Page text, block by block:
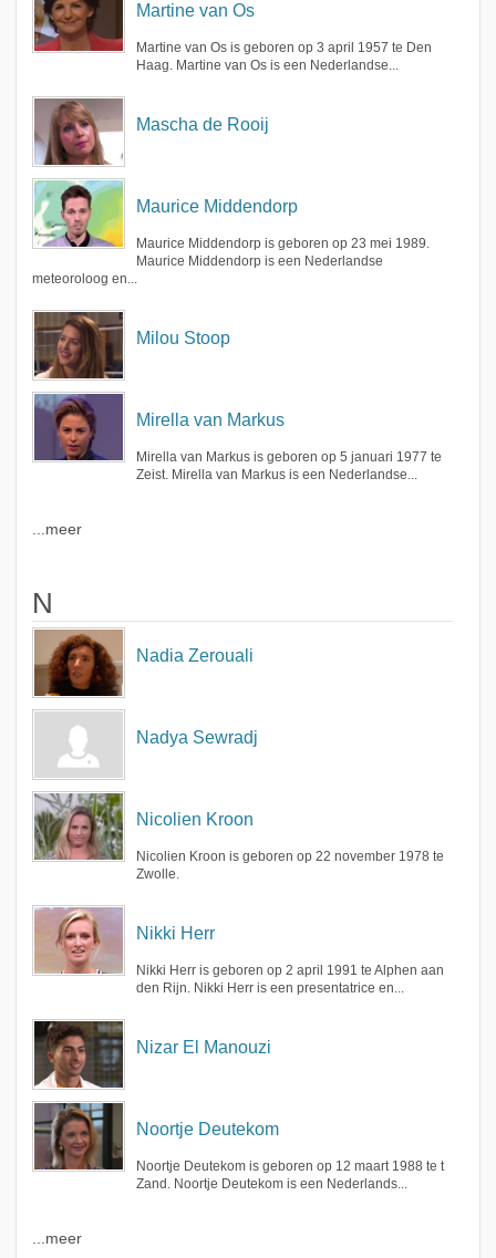
Martine van Os
Martine van Os is geboren op 3 april 1957 te Den
Haag. Martine van Os is een Nederlandse...
Mascha de Rooij
Maurice Middendorp
Maurice Middendorp is geboren op 23 mei 1989.
Maurice Middendorp is een Nederlandse
meteoroloog en...
Milou Stoop
Mirella van Markus
Mirella van Markus is geboren op 5 januari 1977 te
Zeist. Mirella van Markus is een Nederlandse...
...meer
N
Nadia Zerouali
Nadya Sewradj
Nicolien Kroon
Nicolien Kroon is geboren op 22 november 1978 te
Zwolle.
Nikki Herr
Nikki Herr is geboren op 2 april 1991 te Alphen aan
den Rijn. Nikki Herr is een presentatrice en...
Nizar El Manouzi
Noortje Deutekom
Noortje Deutekom is geboren op 12 maart 1988 te t
Zand. Noortje Deutekom is een Nederlands...
...meer